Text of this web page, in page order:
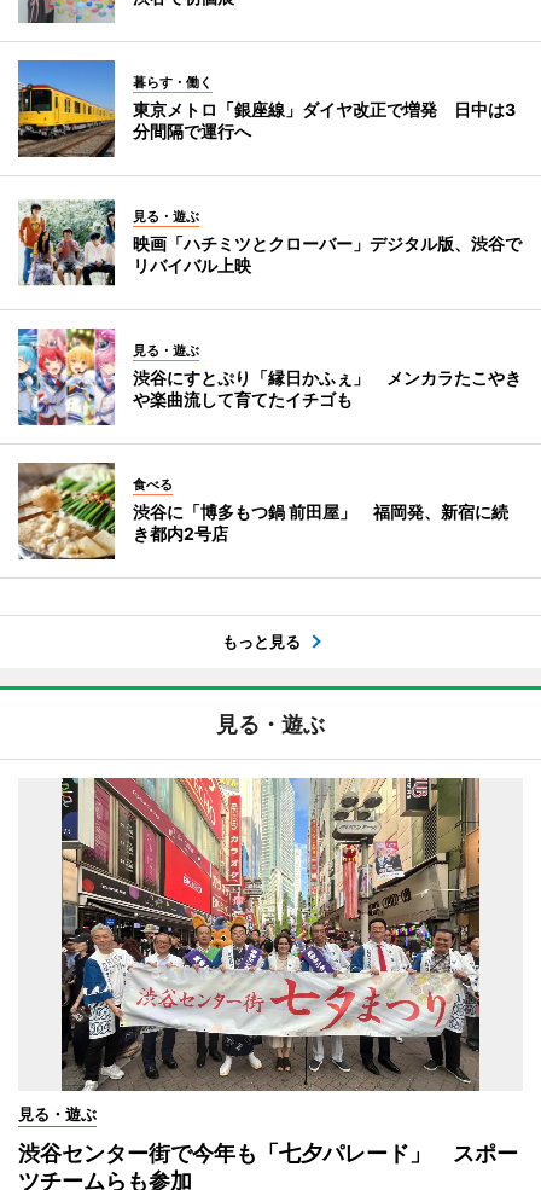
暮らす・働く
東京メトロ「銀座線」ダイヤ改正で増発 日中は3
分間隔で運行へ
見る・遊ぶ
映画「ハチミツとクローバー」デジタル版、渋谷で
リバイバル上映
見る・遊ぶ
渋谷にすとぷり「縁日かふぇ」 メンカラたこやき
や楽曲流して育てたイチゴも
食べる
渋谷に「博多もつ鍋 前田屋」 福岡発、新宿に続
き都内2号店
もっと見る
見る・遊ぶ
見る・遊ぶ
渋谷センター街で今年も「七夕パレード」 スポー
ツチームらも参加